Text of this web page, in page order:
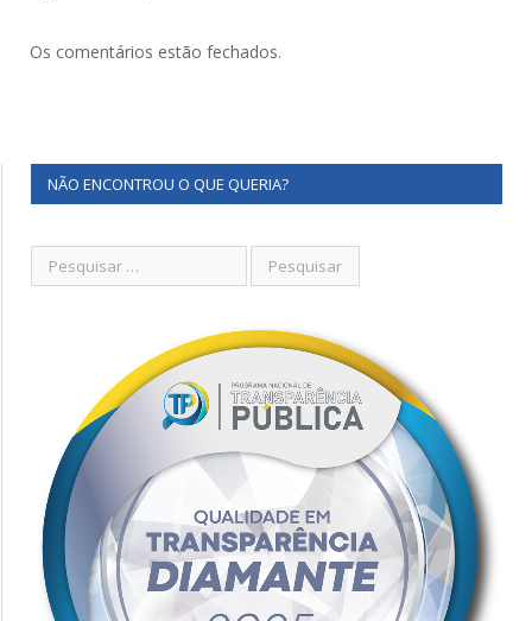
Os comentários estão fechados.
NÃO ENCONTROU O QUE QUERIA?